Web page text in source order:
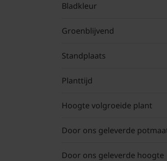
Bladkleur
Groenblijvend
Standplaats
Planttijd
Hoogte volgroeide plant
Door ons geleverde
Door ons geleverde hoogte